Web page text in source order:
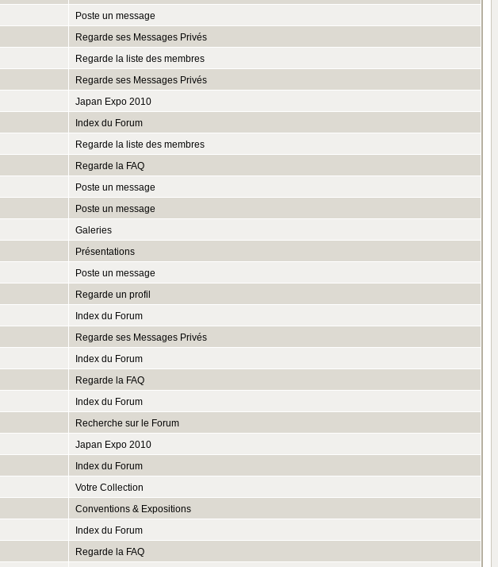
Poste un message
Regarde ses Messages Privés
Regarde la liste des membres
Regarde ses Messages Privés
Japan Expo 2010
Index du Forum
Regarde la liste des membres
Regarde la FAQ
Poste un message
Poste un message
Galeries
Présentations
Poste un message
Regarde un profil
Index du Forum
Regarde ses Messages Privés
Index du Forum
Regarde la FAQ
Index du Forum
Recherche sur le Forum
Japan Expo 2010
Index du Forum
Votre Collection
Conventions & Expositions
Index du Forum
Regarde la FAQ